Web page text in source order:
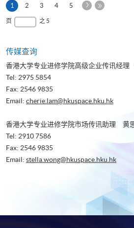
1 本
页
2 3 4 5
下
页 之 5
传媒查询
香港大学专业进修学院高级企业传讯经
Tel: 2975 5854
Fax: 2546 9835
Email: cherie.lam@hkuspace.hku.hk
香港大学专业进修学院市场传讯助理 黄
Tel: 2910 7586
Fax: 2546 9835
Email: stella.wong@hkuspace.hku.hk